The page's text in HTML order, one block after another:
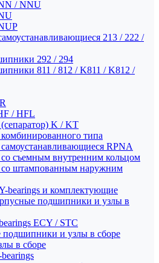
/ NNU
213 / 222 /
292 / 294
811 / 812 / K811 / K812 /
/ HFL
K / KT
типа
RPNA
съемным внутренним кольцом
штампованным наружним
bearings и комплектующие
подшипники и узлы в
ECY / STC
и узлы в сборе
в сборе